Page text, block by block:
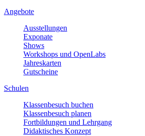
Angebote
Ausstellungen
Exponate
Shows
Workshops und OpenLabs
Jahreskarten
Gutscheine
Schulen
Klassenbesuch buchen
Klassenbesuch planen
Fortbildungen und Lehrgang
Didaktisches Konzept